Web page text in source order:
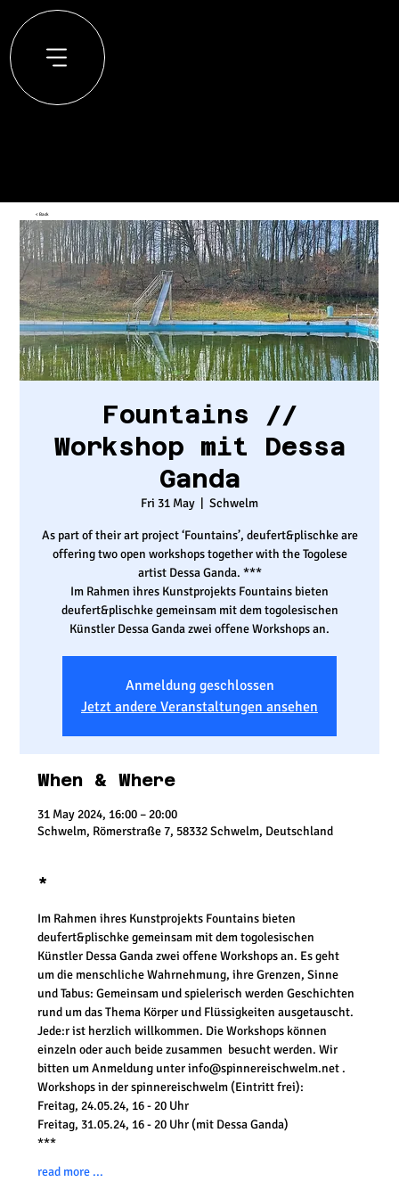
Fountains //
Workshop mit Dessa
Ganda
Fri 31 May
  |
Schwelm
As part of their art project ‘Fountains’, deufert&plischke are
offering two open workshops together with the Togolese
artist Dessa Ganda. ***
Im Rahmen ihres Kunstprojekts Fountains bieten
deufert&plischke gemeinsam mit dem togolesischen
Künstler Dessa Ganda zwei offene Workshops an.
Anmeldung geschlossen
Jetzt andere Veranstaltungen ansehen
When & Where
31 May 2024, 16:00 – 20:00
Schwelm, Römerstraße 7, 58332 Schwelm, Deutschland
*
Im Rahmen ihres Kunstprojekts Fountains bieten
deufert&plischke gemeinsam mit dem togolesischen
Künstler Dessa Ganda zwei offene Workshops an. Es geht
um die menschliche Wahrnehmung, ihre Grenzen, Sinne
und Tabus: Gemeinsam und spielerisch werden Geschichten
rund um das Thema Körper und Flüssigkeiten ausgetauscht.
Jede:r ist herzlich willkommen. Die Workshops können
einzeln oder auch beide zusammen  besucht werden. Wir
bitten um Anmeldung unter info@spinnereischwelm.net .
Workshops in der spinnereischwelm (Eintritt frei):
Freitag, 24.05.24, 16 - 20 Uhr
Freitag, 31.05.24, 16 - 20 Uhr (mit Dessa Ganda)
***
read more ...
< Back